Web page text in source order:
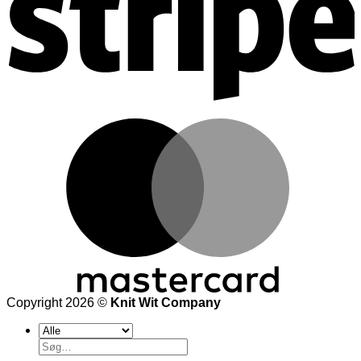
Copyright 2026 © Knit Wit Company
Søg